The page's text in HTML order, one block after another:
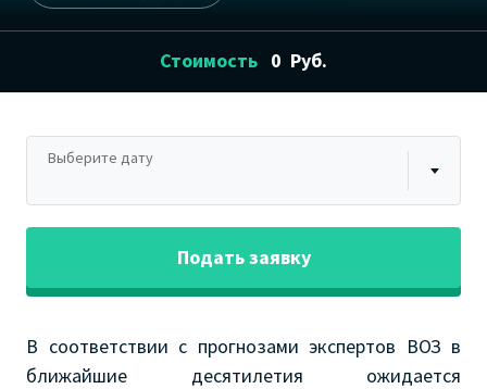
Стоимость 0 Руб.
Выберите дату
Подать заявку
В соответствии с прогнозами экспертов ВОЗ в
ближайшие десятилетия ожидается